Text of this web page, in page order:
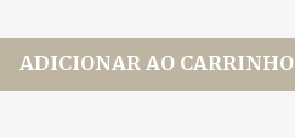
ADICIONAR AO CARRINHO